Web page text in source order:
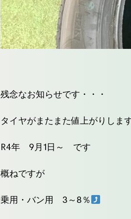
残念なお知らせです・・・
タイヤがまたまた値上がりしま
R4年 9月1日～ です
概ねですが
乗用・バン用 3～8％